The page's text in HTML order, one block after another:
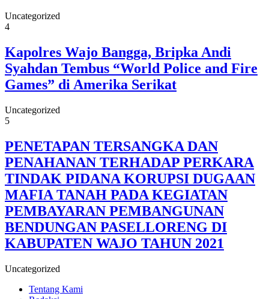
Uncategorized
4
Kapolres Wajo Bangga, Bripka Andi
Syahdan Tembus “World Police and Fire
Games” di Amerika Serikat
Uncategorized
5
PENETAPAN TERSANGKA DAN
PENAHANAN TERHADAP PERKARA
TINDAK PIDANA KORUPSI DUGAAN
MAFIA TANAH PADA KEGIATAN
PEMBAYARAN PEMBANGUNAN
BENDUNGAN PASELLORENG DI
KABUPATEN WAJO TAHUN 2021
Uncategorized
Tentang Kami